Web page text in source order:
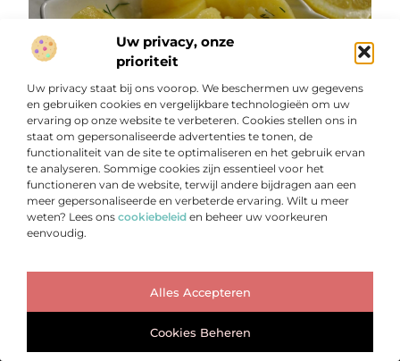
Uw privacy, onze
prioriteit
Uw privacy staat bij ons voorop. We beschermen uw gegevens
en gebruiken cookies en vergelijkbare technologieën om uw
ervaring op onze website te verbeteren. Cookies stellen ons in
staat om gepersonaliseerde advertenties te tonen, de
functionaliteit van de site te optimaliseren en het gebruik ervan
te analyseren. Sommige cookies zijn essentieel voor het
functioneren van de website, terwijl andere bijdragen aan een
meer gepersonaliseerde en verbeterde ervaring. Wilt u meer
weten? Lees ons cookiebeleid en beheer uw voorkeuren
eenvoudig.
Alles Accepteren
Cookies Beheren
Proeven van het Beste: Snackbar Cultuur in het Levendige
Hengelo
Ontdek Hengelo Hengelo is een bruisende stad in het
oosten van Nederland, bekend om zijn rijke culturele
erfgoed en diverse culinaire scene. Of je nu
...